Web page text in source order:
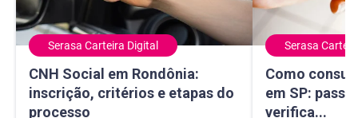
Serasa Carteira Digital
CNH Social em Rondônia:
inscrição, critérios e etapas do
processo
CNH Social em Rondônia: inscrição, critérios e etapas do
Serasa
Como
em SP:
verifica...
Como